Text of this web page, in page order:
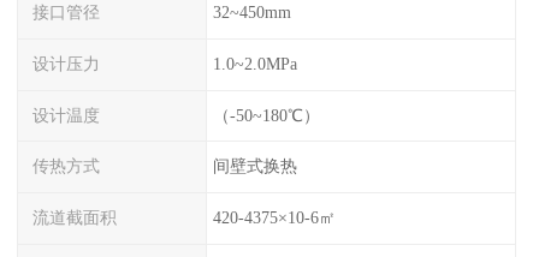
接口管径 32~450mm
设计压力 1.0~2.0MPa
设计温度 （-50~180℃）
传热方式 间壁式换热
流道截面积 420-4375×10-6㎡